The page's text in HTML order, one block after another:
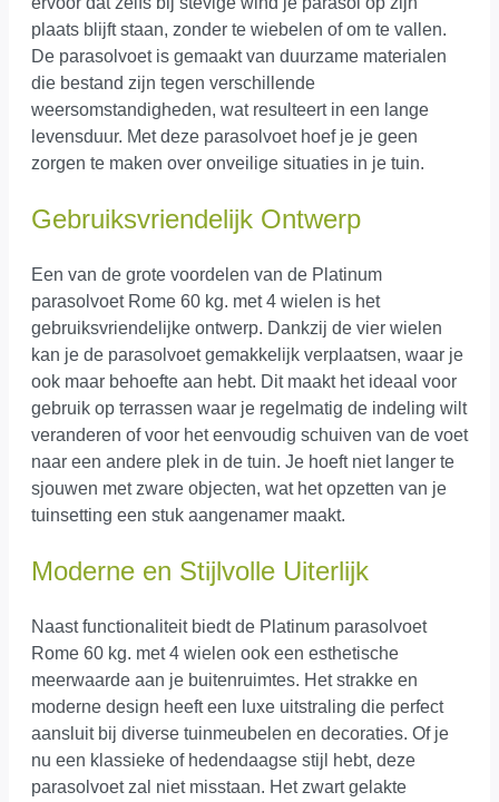
plaats blijft staan, zonder te wiebelen of om te vallen.
De parasolvoet is gemaakt van duurzame materialen
die bestand zijn tegen verschillende
weersomstandigheden, wat resulteert in een lange
levensduur. Met deze parasolvoet hoef je je geen
zorgen te maken over onveilige situaties in je tuin.
Gebruiksvriendelijk Ontwerp
Een van de grote voordelen van de Platinum
parasolvoet Rome 60 kg. met 4 wielen is het
gebruiksvriendelijke ontwerp. Dankzij de vier wielen
kan je de parasolvoet gemakkelijk verplaatsen, waar je
ook maar behoefte aan hebt. Dit maakt het ideaal voor
gebruik op terrassen waar je regelmatig de indeling wilt
veranderen of voor het eenvoudig schuiven van de voet
naar een andere plek in de tuin. Je hoeft niet langer te
sjouwen met zware objecten, wat het opzetten van je
tuinsetting een stuk aangenamer maakt.
Moderne en Stijlvolle Uiterlijk
Naast functionaliteit biedt de Platinum parasolvoet
Rome 60 kg. met 4 wielen ook een esthetische
meerwaarde aan je buitenruimtes. Het strakke en
moderne design heeft een luxe uitstraling die perfect
aansluit bij diverse tuinmeubelen en decoraties. Of je
nu een klassieke of hedendaagse stijl hebt, deze
parasolvoet zal niet misstaan. Het zwart gelakte